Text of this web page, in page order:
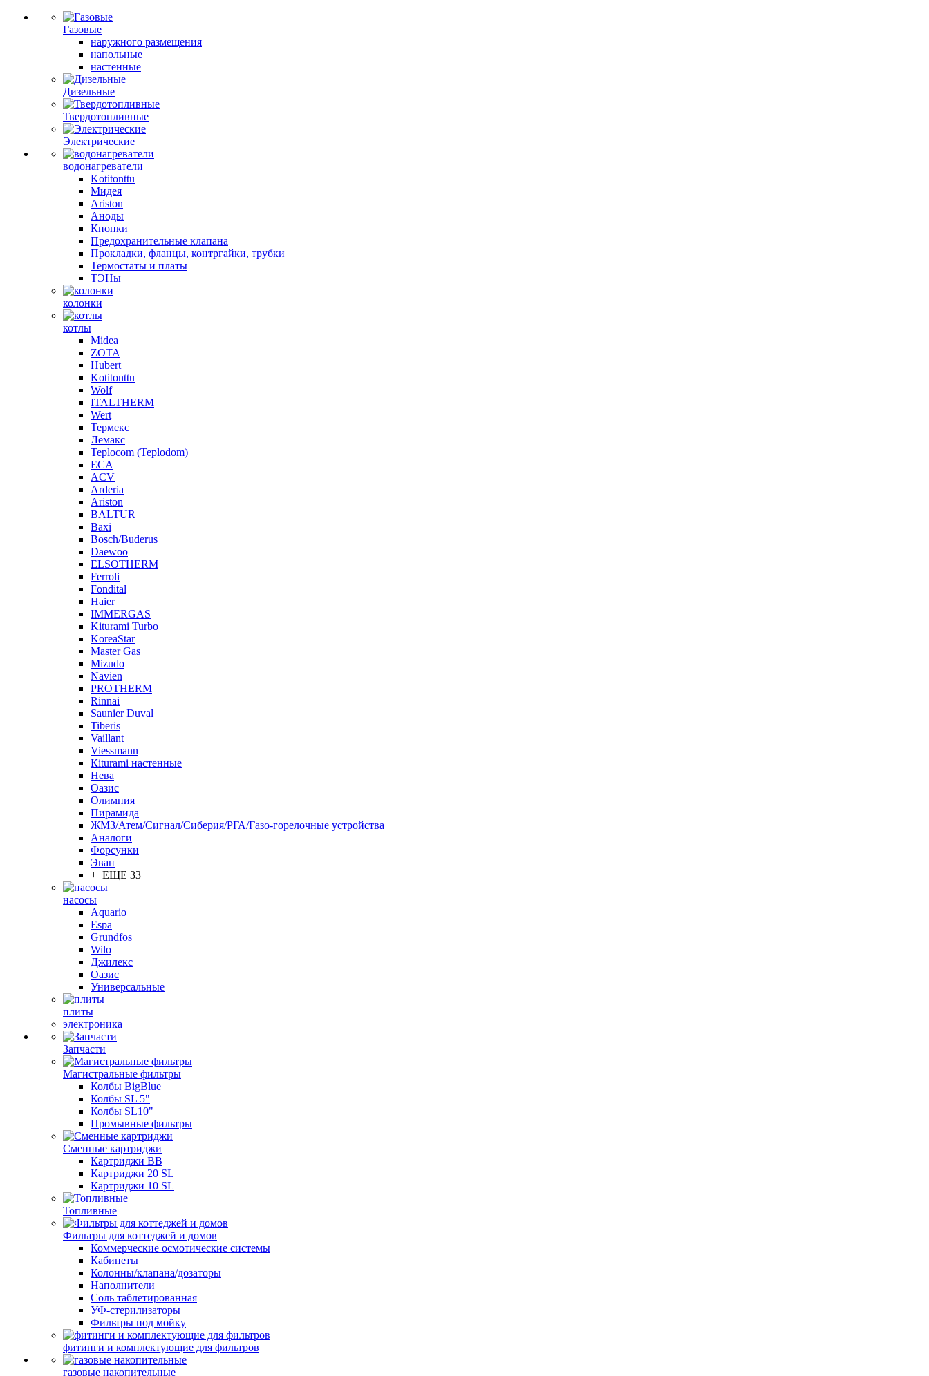
Газовые
наружного размещения
напольные
настенные
Дизельные
Твердотопливные
Электрические
водонагреватели
Kotitonttu
Мидея
Ariston
Аноды
Кнопки
Предохранительные клапана
Прокладки, фланцы, контргайки, трубки
Термостаты и платы
ТЭНы
колонки
котлы
Midea
ZOTA
Hubert
Kotitonttu
Wolf
ITALTHERM
Wert
Термекс
Лемакс
Teplocom (Teplodom)
ECA
ACV
Arderia
Ariston
BALTUR
Baxi
Bosch/Buderus
Daewoo
ELSOTHERM
Ferroli
Fondital
Haier
IMMERGAS
Kiturami Turbo
KoreaStar
Master Gas
Mizudo
Navien
PROTHERM
Rinnai
Saunier Duval
Tiberis
Vaillant
Viessmann
Кiturami настенные
Нева
Оазис
Олимпия
Пирамида
ЖМЗ/Атем/Сигнал/Сиберия/РГА/Газо-горелочные устройства
Aналоги
Форсунки
Эван
+ ЕЩЕ 33
насосы
Aquario
Espa
Grundfos
Wilo
Джилекс
Оазис
Универсальные
плиты
электроника
Запчасти
Магистральные фильтры
Колбы BigBlue
Колбы SL 5"
Колбы SL10"
Промывные фильтры
Сменные картриджи
Картриджи BB
Картриджи 20 SL
Картриджи 10 SL
Топливные
Фильтры для коттеджей и домов
Коммерческие осмотические системы
Кабинеты
Колонны/клапана/дозаторы
Наполнители
Соль таблетированная
УФ-стерилизаторы
Фильтры под мойку
фитинги и комплектующие для фильтров
газовые накопительные